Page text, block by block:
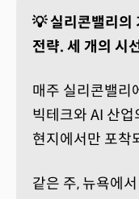
💡 실리콘밸리의
전략. 세 개의 시
매주 실리콘밸리
빅테크와 AI 산
현지에서만 포착
같은 주, 뉴욕에